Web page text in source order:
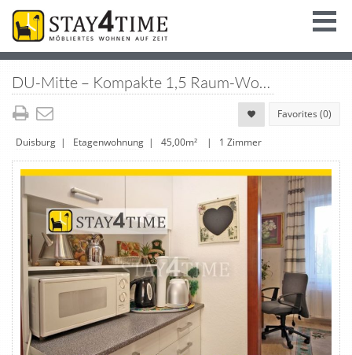
DU-Mitte – Kompakte 1,5 Raum-Wohnung mit WLAN mitten in der City von Duisburg
Favorites (0)
Duisburg | Etagenwohnung | 45,00m² | 1 Zimmer